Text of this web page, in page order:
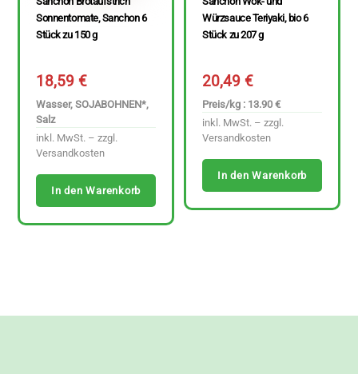
Sonnentomate, Sanchon 6
Stück zu 150 g
18,59€
Wasser, SOJABOHNEN*,
Salz
inkl. MwSt. – zzgl.
Versandkosten
In den Warenkorb
Würzsauce Teriyaki, bio 6
Stück zu 207 g
20,49€
Preis/kg : 13.90 €
inkl. MwSt. – zzgl.
Versandkosten
In den Warenkorb